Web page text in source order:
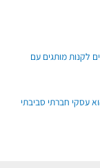
מעדיפים לקנות מותגים עם
עסקי חברתי סביבתי